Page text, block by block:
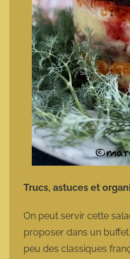
Trucs, astuces et
On peut servir cette
proposer dans un
peu des classiques